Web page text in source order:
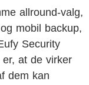
allround-valg,
mobil backup,
Security
at de virker
dem kan